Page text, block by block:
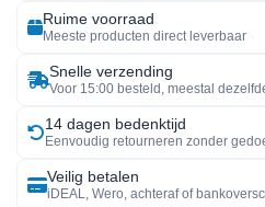
Ruime voorraad
Meeste producten direct leverbaar
Snelle verzending
Voor 15:00 besteld, meestal
14 dagen bedenktijd
Eenvoudig retourneren zonder
Veilig betalen
iDEAL, Wero, achteraf of